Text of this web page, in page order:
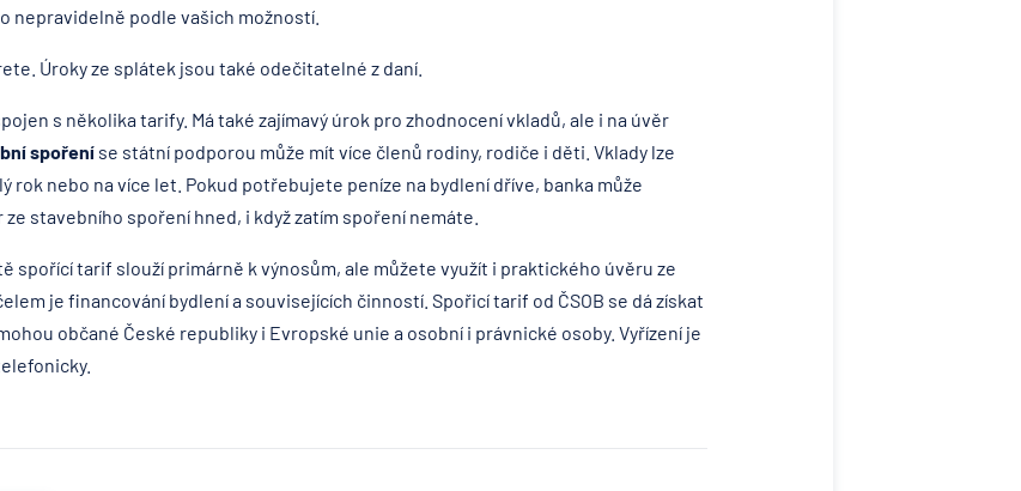
nepravidelně podle vašich možností.
Úroky ze splátek jsou také odečitatelné z daní.
s několika tarify. Má také zajímavý úrok pro zhodnocení vkladů, ale i na úvěr
spoření se státní podporou může mít více členů rodiny, rodiče i děti. Vklady lze
rok nebo na více let. Pokud potřebujete peníze na bydlení dříve, banka může
stavebního spoření hned, i když zatím spoření nemáte.
spořící tarif slouží primárně k výnosům, ale můžete využít i praktického úvěru ze
je financování bydlení a souvisejících činností. Spořicí tarif od ČSOB se dá získat
občané České republiky i Evropské unie a osobní i právnické osoby. Vyřízení je